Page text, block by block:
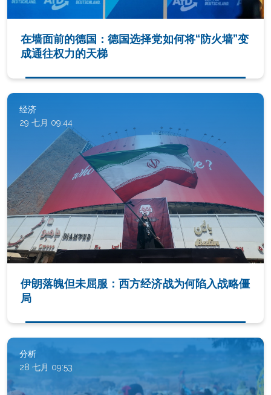
在墙面前的德国：德国选择党如何将“防火墙”变
成通往权力的天梯
经济
29 七月 09:44
伊朗落魄但未屈服：西方经济战为何陷入战略僵
局
分析
28 七月 09:53